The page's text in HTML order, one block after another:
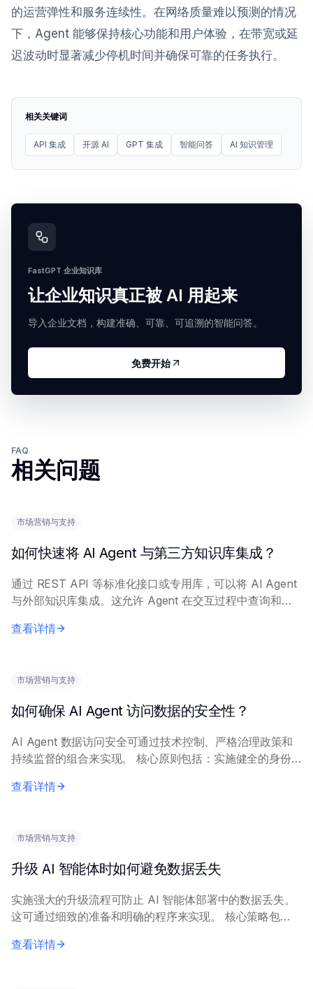
的运营弹性和服务连续性。在网络质量难以预测的情况
下，Agent 能够保持核心功能和用户体验，在带宽或延
迟波动时显著减少停机时间并确保可靠的任务执行。
相关关键词
API 集成 开源 AI GPT 集成 智能问答 AI 知识管理
FastGPT 企业知识库
让企业知识真正被 AI 用起来
导入企业文档，构建准确、可靠、可追溯的智能问答。
免费开始
FAQ
相关问题
市场营销与支持
如何快速将 AI Agent 与第三方知识库集成？
通过 REST API 等标准化接口或专用库，可以将 AI Agent
与外部知识库集成。这允许 Agent 在交互过程中查询和检
API；或实施 R...
查看详情
市场营销与支持
如何确保 AI Agent 访问数据的安全性？
AI Agent 数据访问安全可通过技术控制、严格治理政策和
持续监督的组合来实现。 核心原则包括：实施健全的身份
据使用加密；采用数据脱敏或令...
查看详情
市场营销与支持
升级 AI 智能体时如何避免数据丢失
实施强大的升级流程可防止 AI 智能体部署中的数据丢失。
这可通过细致的准备和明确的程序来实现。 核心策略包
查的回滚计划，以及全面的验证检查。关键保...
查看详情